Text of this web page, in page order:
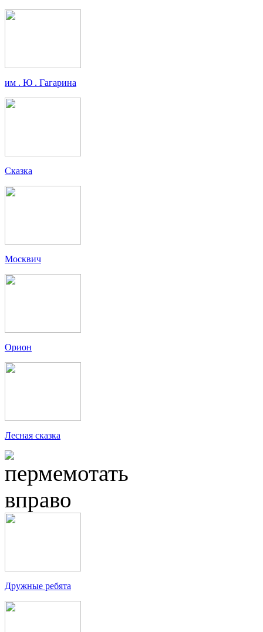
им . Ю . Гагарина
Сказка
Москвич
Орион
Лесная сказка
Дружные ребята